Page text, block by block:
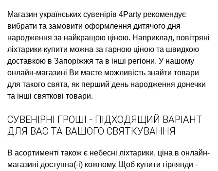
Магазин українських сувенірів 4Party рекомендує
вибрати та замовити оформлення дитячого дня
народження за найкращою ціною. Наприклад, повітряні
ліхтарики купити можна за гарною ціною та швидкою
доставкою в Запоріжжя та в інші регіони. У нашому
онлайн-магазині Ви маєте можливість знайти товари
для такого свята, як перший день народження донечки
та інші святкові товари.
СУВЕНІРНІ ГРОШІ - ПІДХОДЯЩИЙ ВАРІАНТ
ДЛЯ ВАС ТА ВАШОГО СВЯТКУВАННЯ
В асортименті також є небесні ліхтарики, ціна в онлайн-
магазині доступна(-і) кожному. Щоб купити гірлянди -